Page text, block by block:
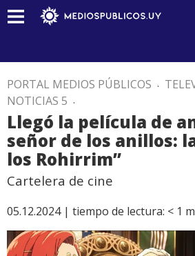
PORTAL MEDIOS PÚBLICOS .
NOTICIAS 5 .
Llegó la película de
señor de los anillos:
los Rohirrim”
Cartelera de cine
05.12.2024 | tiempo de lectura: < 1